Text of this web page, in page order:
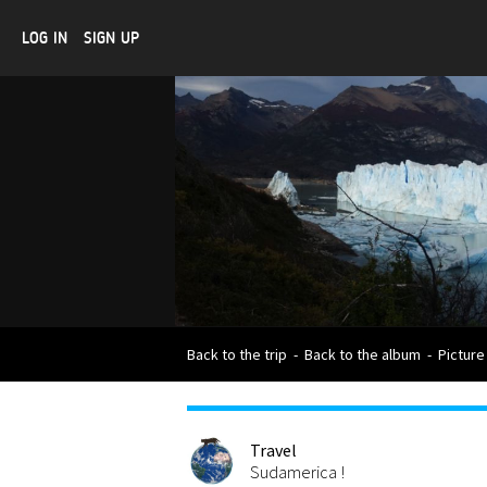
LOG IN SIGN UP
Back to the trip - Back to the album -
Travel
Sudamerica !